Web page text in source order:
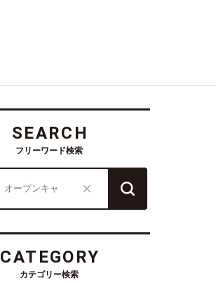
SEARCH
フリーワード検索
CATEGORY
カテゴリー検索